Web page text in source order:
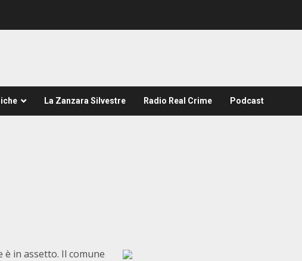
La Zanzara Silvestre Radio Real Crime Podcast
è in assetto. Il comune